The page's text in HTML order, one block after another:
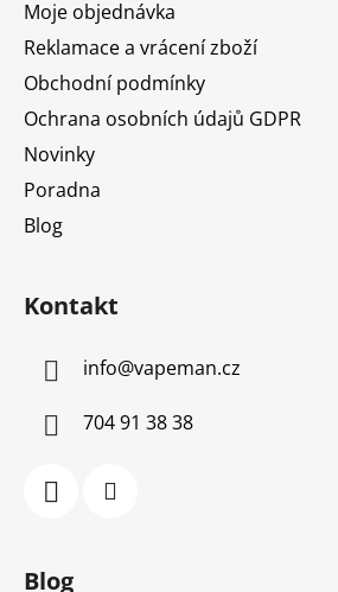
Moje objednávka
Reklamace a vrácení zboží
Obchodní podmínky
Ochrana osobních údajů GDPR
Novinky
Poradna
Blog
Kontakt
info@vapeman.cz
704 91 38 38
Blog